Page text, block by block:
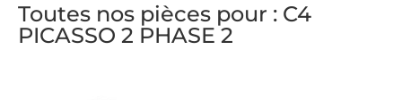
Toutes nos pièces pour : C4
PICASSO 2 PHASE 2